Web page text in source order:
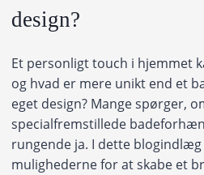
design?
Et personligt touch i hjemmet
og hvad er mere unikt end et
eget design? Mange spørger,
specialfremstillede
rungende ja. I dette
mulighederne for at skabe et